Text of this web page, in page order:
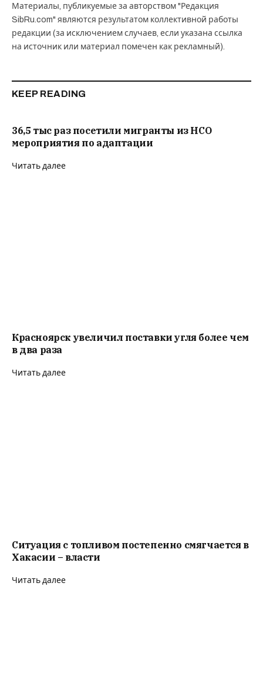
Материалы, публикуемые за авторством "Редакция
SibRu.com" являются результатом коллективной работы
редакции (за исключением случаев, если указана ссылка
на источник или материал помечен как рекламный).
KEEP READING
36,5 тыс раз посетили мигранты из НСО
мероприятия по адаптации
Читать далее
Красноярск увеличил поставки угля более чем
в два раза
Читать далее
Ситуация с топливом постепенно смягчается в
Хакасии – власти
Читать далее